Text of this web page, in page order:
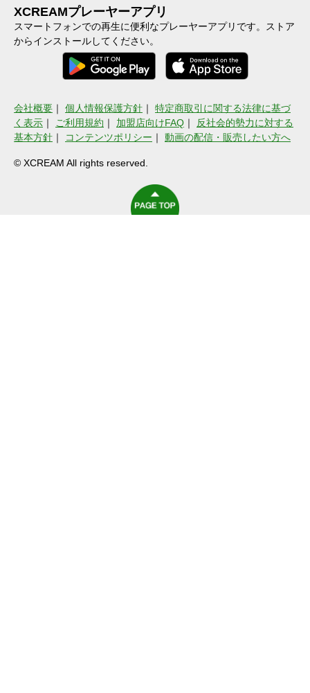
XCREAMプレーヤーアプリ
スマートフォンでの再生に便利なプレーヤーアプリです。ストア
からインストールしてください。
会社概要 ｜ 個人情報保護方針 ｜ 特定商取引に関する法律に基づ
く表示 ｜ ご利用規約 ｜ 加盟店向けFAQ ｜
反社会的勢力に対する
基本方針 ｜ コンテンツポリシー ｜ 動画の配信・販売したい方へ
© XCREAM All rights reserved.